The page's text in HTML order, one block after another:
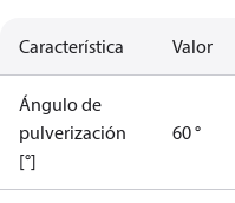
Característica Valor
Ángulo de
pulverización
[°]
60 °